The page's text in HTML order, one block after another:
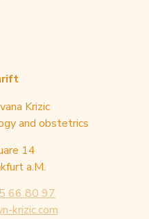
Krizic
and obstetrics
14
a.M.
66 80 97
krizic.com